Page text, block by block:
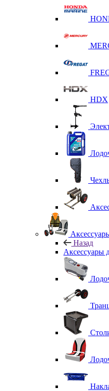
HDX
Назад
Аксессуары